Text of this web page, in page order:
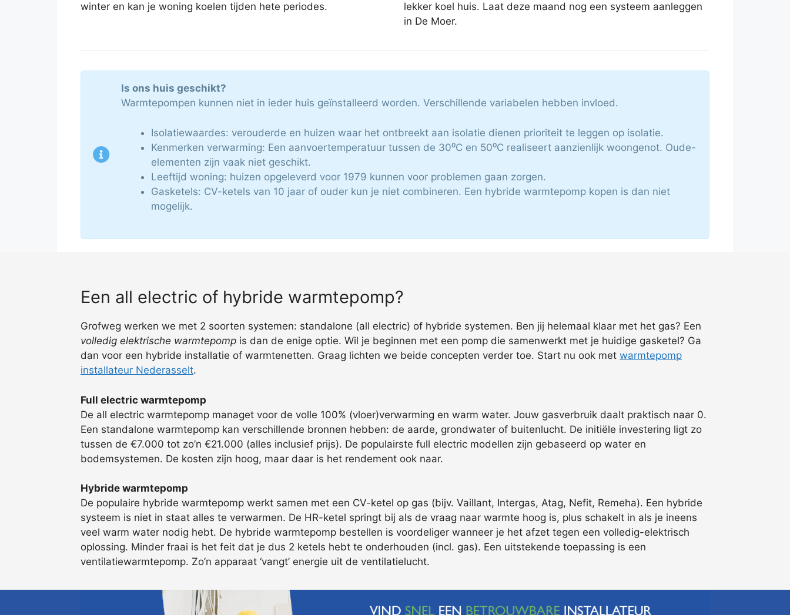
winter en kan je woning koelen tijden hete periodes.
lekker koel huis. Laat deze maand nog een systeem aanleggen
in De Moer.
Is ons huis geschikt?
Warmtepompen kunnen niet in ieder huis geïnstalleerd worden. Verschillende variabelen hebben invloed.
Isolatiewaardes: verouderde en huizen waar het ontbreekt aan isolatie dienen prioriteit te leggen op isolatie.
Kenmerken verwarming: Een aanvoertemperatuur tussen de 30⁰C en 50⁰C realiseert aanzienlijk woongenot. Oude-
elementen zijn vaak niet geschikt.
Leeftijd woning: huizen opgeleverd voor 1979 kunnen voor problemen gaan zorgen.
Gasketels: CV-ketels van 10 jaar of ouder kun je niet combineren. Een hybride warmtepomp kopen is dan niet
mogelijk.
Een all electric of hybride warmtepomp?
Grofweg werken we met 2 soorten systemen: standalone (all electric) of hybride systemen. Ben jij helemaal klaar met het gas? Een
volledig elektrische warmtepomp is dan de enige optie. Wil je beginnen met een pomp die samenwerkt met je huidige gasketel? Ga
dan voor een hybride installatie of warmtenetten. Graag lichten we beide concepten verder toe. Start nu ook met warmtepomp
installateur Nederasselt.
Full electric warmtepomp
De all electric warmtepomp managet voor de volle 100% (vloer)verwarming en warm water. Jouw gasverbruik daalt praktisch naar 0.
Een standalone warmtepomp kan verschillende bronnen hebben: de aarde, grondwater of buitenlucht. De initiële investering ligt zo
tussen de €7.000 tot zo’n €21.000 (alles inclusief prijs). De populairste full electric modellen zijn gebaseerd op water en
bodemsystemen. De kosten zijn hoog, maar daar is het rendement ook naar.
Hybride warmtepomp
De populaire hybride warmtepomp werkt samen met een CV-ketel op gas (bijv. Vaillant, Intergas, Atag, Nefit, Remeha). Een hybride
systeem is niet in staat alles te verwarmen. De HR-ketel springt bij als de vraag naar warmte hoog is, plus schakelt in als je ineens
veel warm water nodig hebt. De hybride warmtepomp bestellen is voordeliger wanneer je het afzet tegen een volledig-elektrisch
oplossing. Minder fraai is het feit dat je dus 2 ketels hebt te onderhouden (incl. gas). Een uitstekende toepassing is een
ventilatiewarmtepomp. Zo’n apparaat ‘vangt’ energie uit de ventilatielucht.